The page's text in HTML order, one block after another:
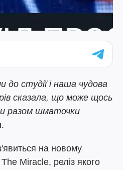
до студії і наша чудова
сказала, що може щось
разом шматочки
на новому
Miracle, реліз якого